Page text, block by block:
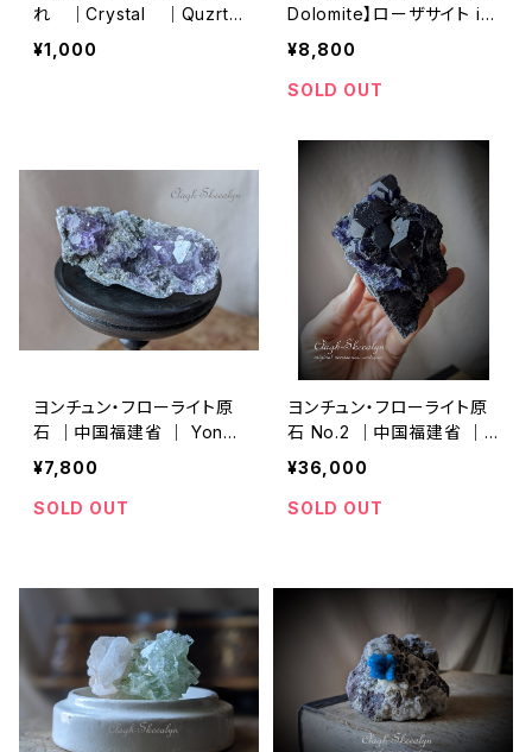
れ ｜Crystal ｜Quzrtz
｜約100g（一袋） ｜イ
ンテリアストーン ｜ヒマラ
¥1,000
Dolomite】ローザサイト in
ジプサム on ドロマイト｜
原石｜鉱物標本｜モロッコ
産｜稀少鉱物
¥8,800
SOLD OUT
ヨンチュン・フローライト原
石 ｜中国福建省 ｜ Yong
chun Mine（ヨンチュン産）
｜Fluorite ｜蛍石 ｜パー
プル系 ｜鉱物標本
¥7,800
SOLD OUT
ヨンチュン・フローライト原
石 No.2 ｜中国福建省 ｜
Yongchun Mine（ヨンチュ
ン産） ｜Fluorite ｜蛍石
｜パープルネイビー系 ｜鉱
¥36,000
SOLD OUT